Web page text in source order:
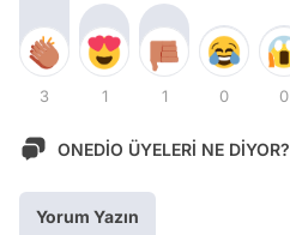
3 1 1 0 0
ONEDİO ÜYELERİ NE DİYOR?
Yorum Yazın